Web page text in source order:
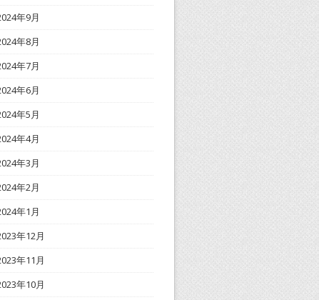
年9月
年8月
年7月
年6月
年5月
年4月
年3月
年2月
年1月
年12月
年11月
年10月